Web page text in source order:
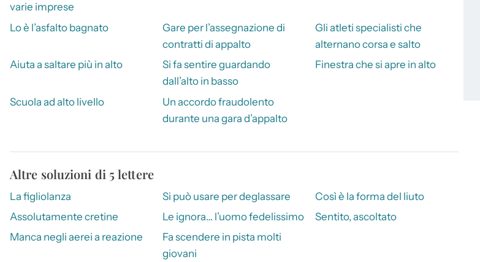
varie imprese
Lo è l’asfalto bagnato
Gare per l’assegnazione di
contratti di appalto
Gli atleti specialisti che
alternano corsa e salto
Aiuta a saltare più in alto
Si fa sentire guardando
dall’alto in basso
Finestra che si apre in alto
Scuola ad alto livello
Un accordo fraudolento
durante una gara d’appalto
Altre soluzioni di 5 lettere
La figliolanza Si può usare per deglassare
Così è la forma del liuto
Assolutamente cretine
Le ignora… l’uomo fedelissimo
Sentito, ascoltato
Manca negli aerei a reazione
Fa scendere in pista molti
giovani